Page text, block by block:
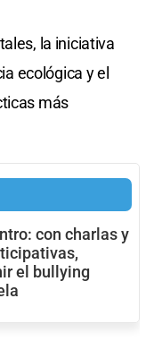
la iniciativa
ecológica y el
más
con charlas y
el bullying